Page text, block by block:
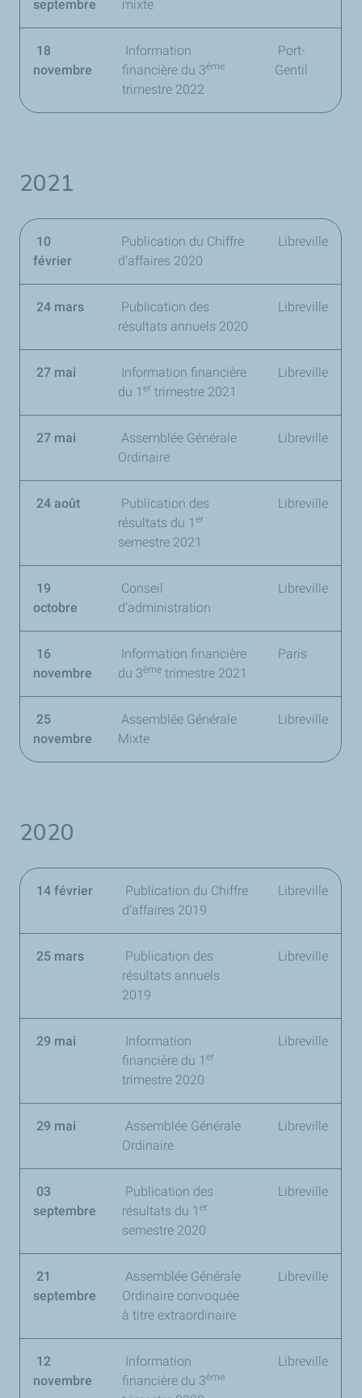
septembre
mixte
18
novembre
Information
financière du 3ème
trimestre 2022
Port-
Gentil
2021
10
février
Publication du Chiffre
d’affaires 2020
Libreville
24 mars
Publication des
résultats annuels 2020
Libreville
27 mai
Information financière
du 1 er trimestre 2021
Libreville
27 mai
Assemblée Générale
Ordinaire
Libreville
24 août
Publication des
résultats du 1 er
semestre 2021
Libreville
19
octobre
Conseil
d’administration
Libreville
16
novembre
Information financière
du 3ème trimestre 2021
Paris
25
novembre
Assemblée Générale
Mixte
Libreville
2020
14 février
Publication du Chiffre
d’affaires 2019
Libreville
25 mars
Publication des
résultats annuels
2019
Libreville
29 mai
Information
financière du 1 er
trimestre 2020
Libreville
29 mai
Assemblée Générale
Ordinaire
Libreville
03
septembre
Publication des
résultats du 1 er
semestre 2020
Libreville
21
septembre
Assemblée Générale
Ordinaire convoquée
à titre extraordinaire
Libreville
12
novembre
Information
financière du 3ème
Libreville